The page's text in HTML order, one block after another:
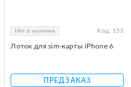
Нет в наличии Код: 153
Лоток для sim-карты iPhone 6
ПРЕДЗАКАЗ